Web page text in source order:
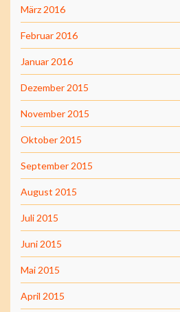
März 2016
Februar 2016
Januar 2016
Dezember 2015
November 2015
Oktober 2015
September 2015
August 2015
Juli 2015
Juni 2015
Mai 2015
April 2015